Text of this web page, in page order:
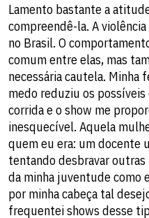
Lamento bastante a
compreendê-la. A
no Brasil. O
comum entre elas, mas
necessária cautela. Minha
medo reduziu os
corrida e o show me
inesquecível. Aquela
quem eu era: um docente
tentando desbravar
da minha juventude como
por minha cabeça tal
frequentei shows desse